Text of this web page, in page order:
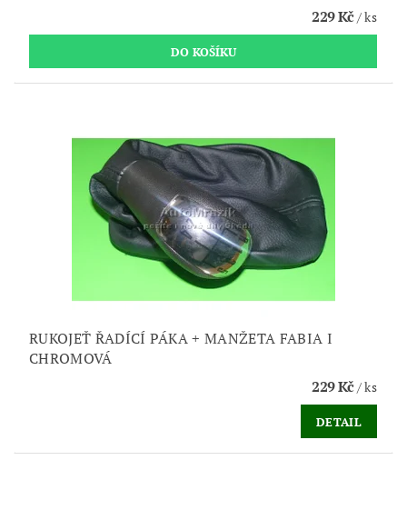
229 Kč/ ks
RUKOJEŤ ŘADÍCÍ PÁKA + MANŽETA FABIA I
CHROMOVÁ
229 Kč/ ks
DETAIL